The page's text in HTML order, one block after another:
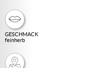
GESCHMACK
feinherb